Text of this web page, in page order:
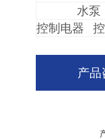
水泵
控制电器
产品